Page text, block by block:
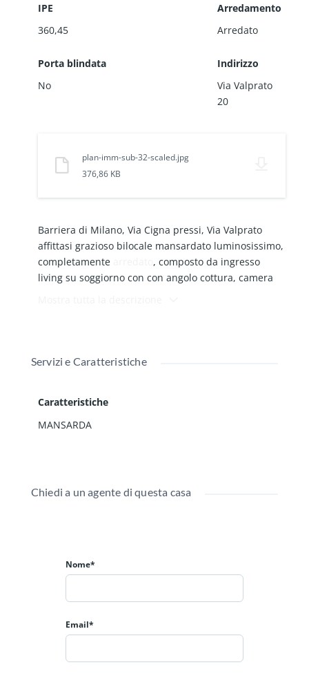
IPE
360,45
Arredamento
Arredato
Porta blindata
No
Indirizzo
Via Valprato
20
plan-imm-sub-32-scaled.jpg
376,86 KB
Barriera di Milano, Via Cigna pressi, Via Valprato
affittasi grazioso bilocale mansardato luminosissimo,
completamente
, composto da ingresso
living su soggiorno con con angolo cottura, camera
Servizi e Caratteristiche
Caratteristiche
MANSARDA
Chiedi a un agente di questa casa
Nome*
Email*